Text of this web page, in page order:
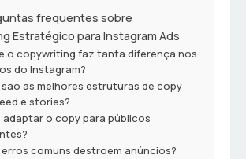
frequentes sobre
Estratégico para Instagram Ads
o copywriting faz tanta diferença nos
do Instagram?
são as melhores estruturas de copy
e stories?
adaptar o copy para públicos
erros comuns destroem anúncios?